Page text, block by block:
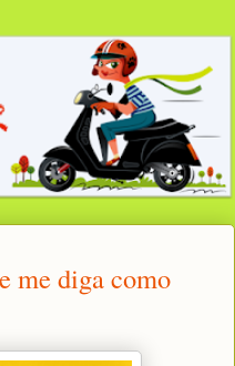
me diga como